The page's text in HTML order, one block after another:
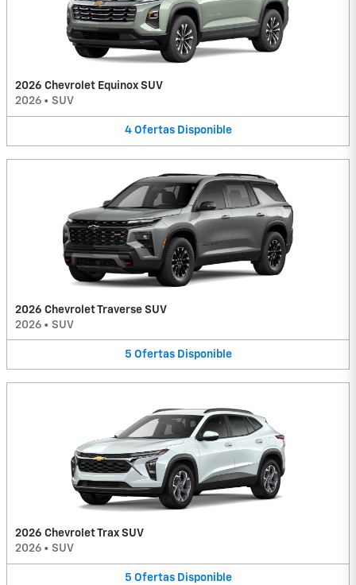
2026 Chevrolet Equinox SUV
2026 • SUV
4 Ofertas Disponible
2026 Chevrolet Traverse SUV
2026 • SUV
5 Ofertas Disponible
2026 Chevrolet Trax SUV
2026 • SUV
5 Ofertas Disponible